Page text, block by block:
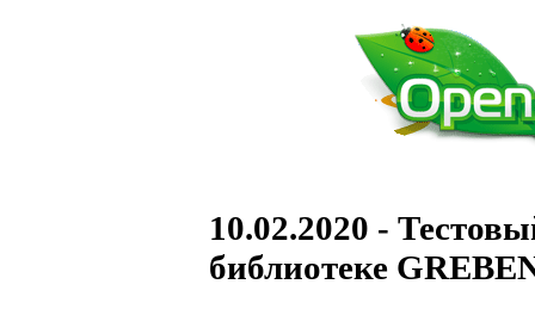
10.02.2020 -
библиотеке